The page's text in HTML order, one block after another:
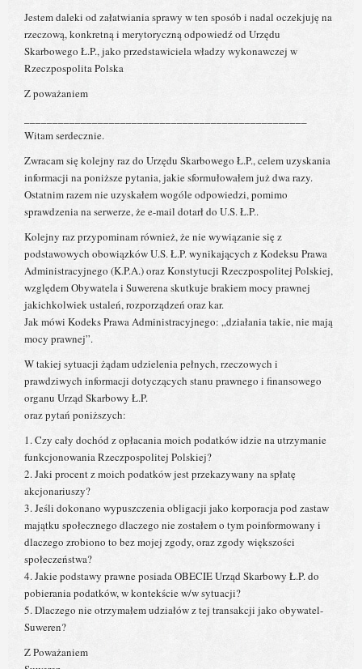
Jestem daleki od załatwiania sprawy w ten sposób i nadal oczekjuję na
rzeczową, konkretną i merytoryczną odpowiedź od Urzędu
Skarbowego Ł.P., jako przedstawiciela władzy wykonawczej w
Rzeczpospolita Polska
Z poważaniem
Witam serdecznie.
Zwracam się kolejny raz do Urzędu Skarbowego Ł.P., celem uzyskania
informacji na poniższe pytania, jakie sformułowałem już dwa razy.
Ostatnim razem nie uzyskałem wogóle odpowiedzi, pomimo
sprawdzenia na serwerze, że e-mail dotarł do U.S. Ł.P..
Kolejny raz przypominam również, że nie wywiązanie się z
podstawowych obowiązków U.S. Ł.P. wynikających z Kodeksu Prawa
Administracyjnego (K.P.A.) oraz Konstytucji Rzeczpospolitej Polskiej,
względem Obywatela i Suwerena skutkuje brakiem mocy prawnej
jakichkolwiek ustaleń, rozporządzeń oraz kar.
Jak mówi Kodeks Prawa Administracyjnego: „działania takie, nie mają
mocy prawnej”.
W takiej sytuacji żądam udzielenia pełnych, rzeczowych i
prawdziwych informacji dotyczących stanu prawnego i finansowego
organu Urząd Skarbowy Ł.P.
oraz pytań poniższych:
1. Czy cały dochód z opłacania moich podatków idzie na utrzymanie
funkcjonowania Rzeczpospolitej Polskiej?
2. Jaki procent z moich podatków jest przekazywany na spłatę
akcjonariuszy?
3. Jeśli dokonano wypuszczenia obligacji jako korporacja pod zastaw
majątku społecznego dlaczego nie zostałem o tym poinformowany i
dlaczego zrobiono to bez mojej zgody, oraz zgody większości
społeczeństwa?
4. Jakie podstawy prawne posiada OBECIE Urząd Skarbowy Ł.P. do
pobierania podatków, w kontekście w/w sytuacji?
5. Dlaczego nie otrzymałem udziałów z tej transakcji jako obywatel-
Suweren?
Z Poważaniem